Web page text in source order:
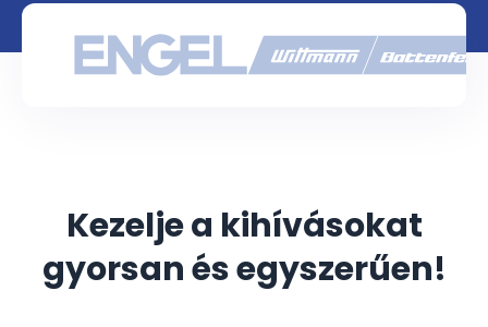
Kezelje a kihívásokat
gyorsan és egyszerűen!